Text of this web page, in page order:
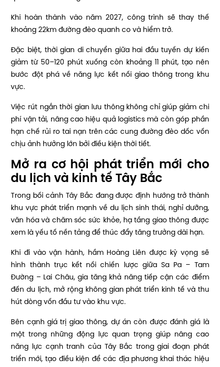
Khi hoàn thành vào năm 2027, công trình sẽ thay thế
khoảng 22km đường đèo quanh co và hiểm trở.
Đặc biệt, thời gian di chuyển giữa hai đầu tuyến dự kiến
giảm từ 50–120 phút xuống còn khoảng 11 phút, tạo nên
bước đột phá về năng lực kết nối giao thông trong khu
vực.
Việc rút ngắn thời gian lưu thông không chỉ giúp giảm chi
phí vận tải, nâng cao hiệu quả logistics mà còn góp phần
hạn chế rủi ro tai nạn trên các cung đường đèo dốc vốn
chịu ảnh hưởng lớn bởi điều kiện thời tiết.
Mở ra cơ hội phát triển mới cho
du lịch và kinh tế Tây Bắc
Trong bối cảnh Tây Bắc đang được định hướng trở thành
khu vực phát triển mạnh về du lịch sinh thái, nghỉ dưỡng,
văn hóa và chăm sóc sức khỏe, hạ tầng giao thông được
xem là yếu tố nền tảng để thúc đẩy tăng trưởng dài hạn.
Khi đi vào vận hành, hầm Hoàng Liên được kỳ vọng sẽ
hình thành trục kết nối chiến lược giữa Sa Pa – Tam
Đường – Lai Châu, gia tăng khả năng tiếp cận các điểm
đến du lịch, mở rộng không gian phát triển kinh tế và thu
hút dòng vốn đầu tư vào khu vực.
Bên cạnh giá trị giao thông, dự án còn được đánh giá là
một trong những động lực quan trọng giúp nâng cao
năng lực cạnh tranh của Tây Bắc trong giai đoạn phát
triển mới, tạo điều kiện để các địa phương khai thác hiệu